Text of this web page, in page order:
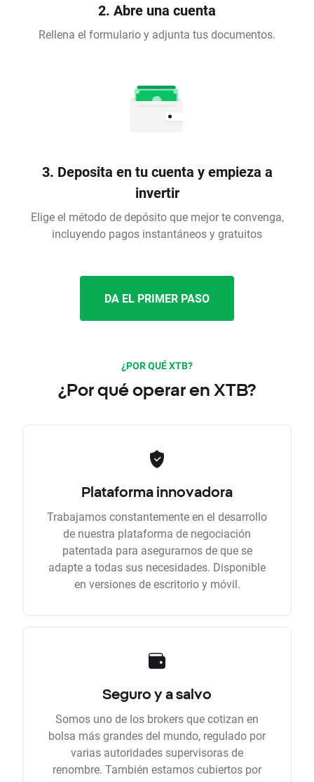
2. Abre una cuenta
Rellena el formulario y adjunta tus documentos.
3. Deposita en tu cuenta y empieza a
invertir
Elige el método de depósito que mejor te convenga,
incluyendo pagos instantáneos y gratuitos
DA EL PRIMER PASO
¿POR QUÉ XTB?
¿Por qué operar en XTB?
Plataforma innovadora
Trabajamos constantemente en el desarrollo
de nuestra plataforma de negociación
patentada para asegurarnos de que se
adapte a todas sus necesidades. Disponible
en versiones de escritorio y móvil.
Seguro y a salvo
Somos uno de los brokers que cotizan en
bolsa más grandes del mundo, regulado por
varias autoridades supervisoras de
renombre. También estamos cubiertos por